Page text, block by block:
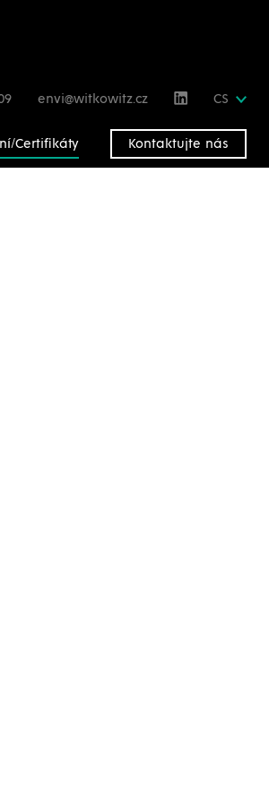
envi@witkowitz.cz CS
Certifikáty Kontaktujte nás